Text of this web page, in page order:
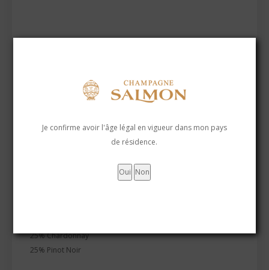
dégustation festive. Nous suggérons une température de
Terroir: Chaumuzy / Chambrecy / Villes-en-Tardenois / Sarcy.
25% Chardonnay
25% Pinot Noir
Je confirme avoir l'âge légal en vigueur dans mon pays
de résidence.